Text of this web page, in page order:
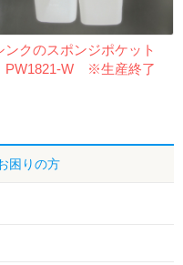
ンクのスポンジポケット
PW1821-W ※生産終了
困りの方